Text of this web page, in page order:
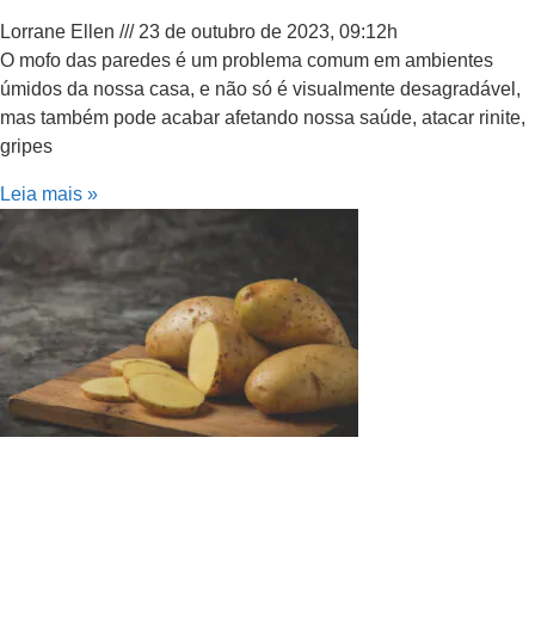
Lorrane Ellen
23 de outubro de 2023, 09:12h
O mofo das paredes é um problema comum em ambientes
úmidos da nossa casa, e não só é visualmente desagradável,
mas também pode acabar afetando nossa saúde, atacar rinite,
gripes
Leia mais »